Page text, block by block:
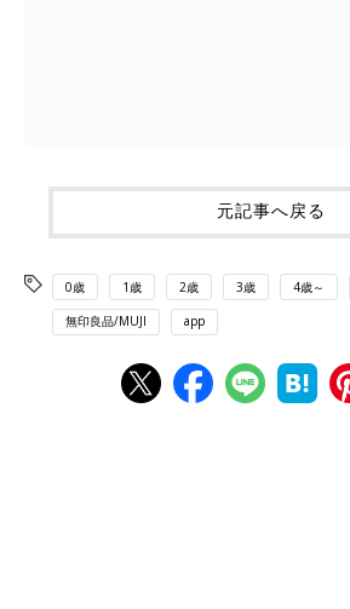
元記事へ戻る
0歳 1歳 2歳 3歳 4歳～
無印良品/MUJI app